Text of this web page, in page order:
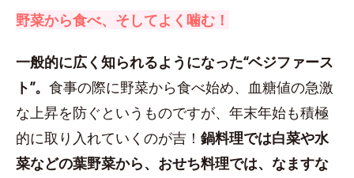
野菜から食べ、そしてよく噛む！
一般的に広く知られるようになった“ベジファース
ト”。 食事の際に野菜から食べ始め、血糖値の急激
な上昇を防ぐというものですが、年末年始も積極
的に取り入れていくのが吉！ 鍋料理では白菜や水
菜などの葉野菜から、おせち料理では、なますな